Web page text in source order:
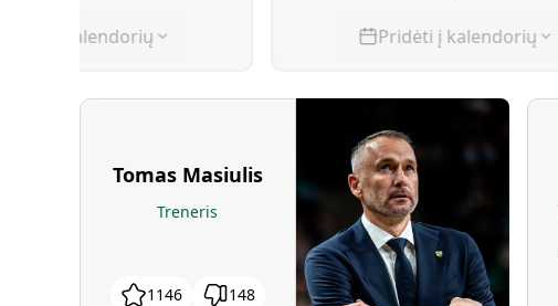
į kalendorių Pridėti į kalendorių
Tomas Masiulis
Treneris
1146 148